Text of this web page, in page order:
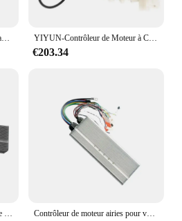
YIYUN-Contrôleur de Moteur à Courant Continu pour Scooter Électrique, Ensemble d'Accélérateur, 24/36/48 V, 500 W, 500 Watts, YK31C
€203.34
Contrôleur de moteur de moyeu de moto électrique, pièces de vélo électrique, 48V, 60V, 72V, 50A, 16 tubes, YYK, 1500W, 2000W Contrôleur de moteur airies pour vélo électrique, moto et scooter, 72V, 4000W, 4KW, 36MOS, courant 100A